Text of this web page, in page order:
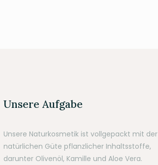
Unsere Aufgabe
Unsere Naturkosmetik ist vollgepackt mit der
natürlichen Güte pflanzlicher Inhaltsstoffe,
darunter Olivenöl, Kamille und Aloe Vera.